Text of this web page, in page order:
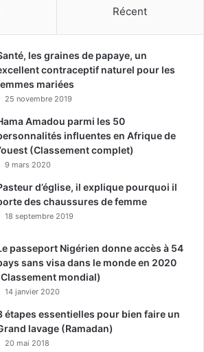
Récent
les graines de papaye, un
contraceptif naturel pour les
mariées
25 novembre 2019
Amadou parmi les 50
influentes en Afrique de
(Classement complet)
9 mars 2020
d’église, il explique pourquoi il
des chaussures de femme
18 septembre 2019
passeport Nigérien donne accès à 54
sans visa dans le monde en 2020
mondial)
14 janvier 2020
étapes essentielles pour bien faire un
lavage (Ramadan)
20 mai 2018